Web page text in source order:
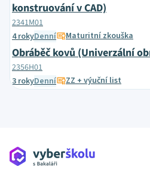
konstruování v CAD)
2341M01
4 rokyDenní Maturitní zkouška
Obráběč kovů (Univerzální
2356H01
3 rokyDenní ZZ + výuční list